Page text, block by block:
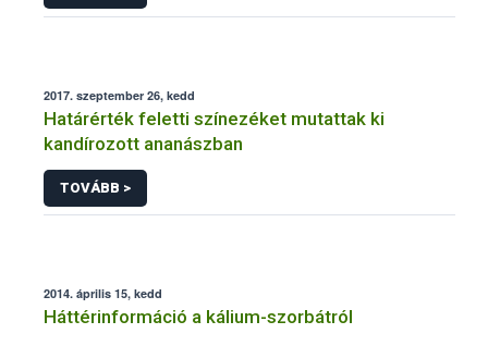
2017. szeptember 26, kedd
Határérték feletti színezéket mutattak ki
kandírozott ananászban
TOVÁBB >
2014. április 15, kedd
Háttérinformáció a kálium-szorbátról